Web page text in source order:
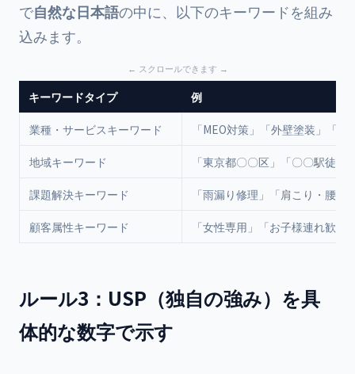
で自然な日本語の中に、以下のキーワードを組み
込みます。
キーワードタイプ 例
業種・サービスキーワード 「MEO対策」「外壁塗装」「整
地域キーワード 「東京都〇〇区」「〇〇駅徒歩
課題解決キーワード 「雨漏り修理」「肩こり・腰痛
顧客属性キーワード 「女性専用」「お子様連れ歓迎
ルール3：USP（独自の強み）を具
体的な数字で示す